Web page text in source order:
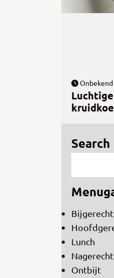
Onbekend
Search
Bijgerecht
Lunch
Nagerecht
Ontbijt